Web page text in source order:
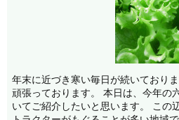
年末に近づき寒い毎日が続いており
頑張っております。 本日は、今年の
いてご紹介したいと思います。 この